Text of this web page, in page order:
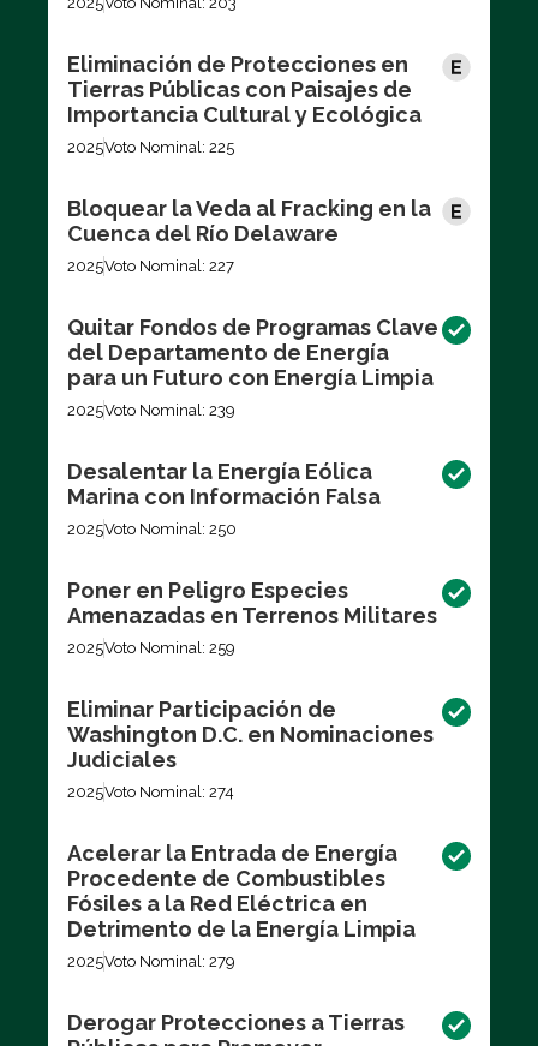
Eliminación de Protecciones en
Tierras Públicas con Paisajes de
Importancia Cultural y Ecológica
2025Voto Nominal: 225
Bloquear la Veda al Fracking en la
Cuenca del Río Delaware
2025Voto Nominal: 227
Quitar Fondos de Programas Clave
del Departamento de Energía
para un Futuro con Energía Limpia
2025Voto Nominal: 239
Desalentar la Energía Eólica
Marina con Información Falsa
2025Voto Nominal: 250
Poner en Peligro Especies
Amenazadas en Terrenos Militares
2025Voto Nominal: 259
Eliminar Participación de
Washington D.C. en Nominaciones
Judiciales
2025Voto Nominal: 274
Acelerar la Entrada de Energía
Procedente de Combustibles
Fósiles a la Red Eléctrica en
Detrimento de la Energía Limpia
2025Voto Nominal: 279
Derogar Protecciones a Tierras